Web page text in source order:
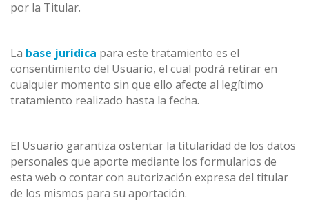
por la Titular.
La base jurídica para este tratamiento es el
consentimiento del Usuario, el cual podrá retirar en
cualquier momento sin que ello afecte al legítimo
tratamiento realizado hasta la fecha.
El Usuario garantiza ostentar la titularidad de los datos
personales que aporte mediante los formularios de
esta web o contar con autorización expresa del titular
de los mismos para su aportación.